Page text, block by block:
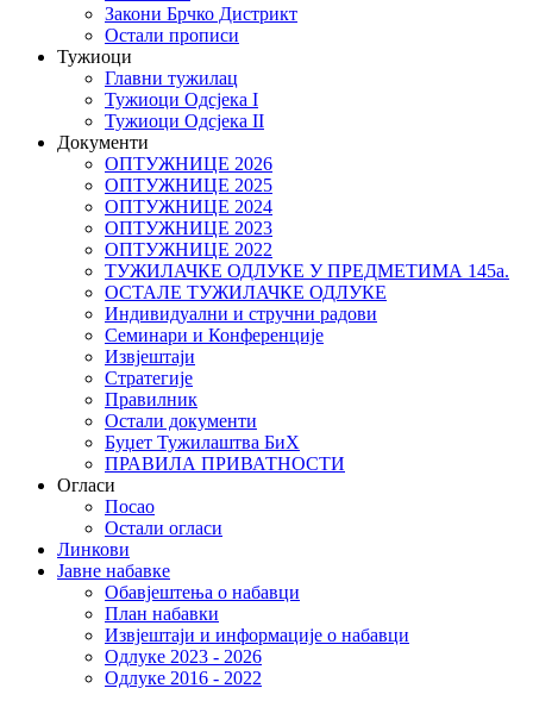
Закони Брчко Дистрикт
Остали прописи
Тужиоци
Главни тужилац
Тужиоци Oдсјекa I
Тужиоци Oдсјекa II
Документи
ОПТУЖНИЦЕ 2026
ОПТУЖНИЦЕ 2025
ОПТУЖНИЦЕ 2024
ОПТУЖНИЦЕ 2023
ОПТУЖНИЦЕ 2022
ТУЖИЛАЧКЕ ОДЛУКЕ У ПРЕДМЕТИМА 145а.
ОСТАЛЕ ТУЖИЛАЧКЕ ОДЛУКЕ
Индивидуални и стручни радови
Семинари и Конференције
Извјештаји
Стратегије
Правилник
Остали документи
Буџет Тужилаштва БиХ
ПРАВИЛА ПРИВАТНОСТИ
Огласи
Посао
Остали огласи
Линкови
Јавне набавке
Обавјештења о набавци
План набавки
Извјештаји и информације о набавци
Одлуке 2023 - 2026
Одлуке 2016 - 2022